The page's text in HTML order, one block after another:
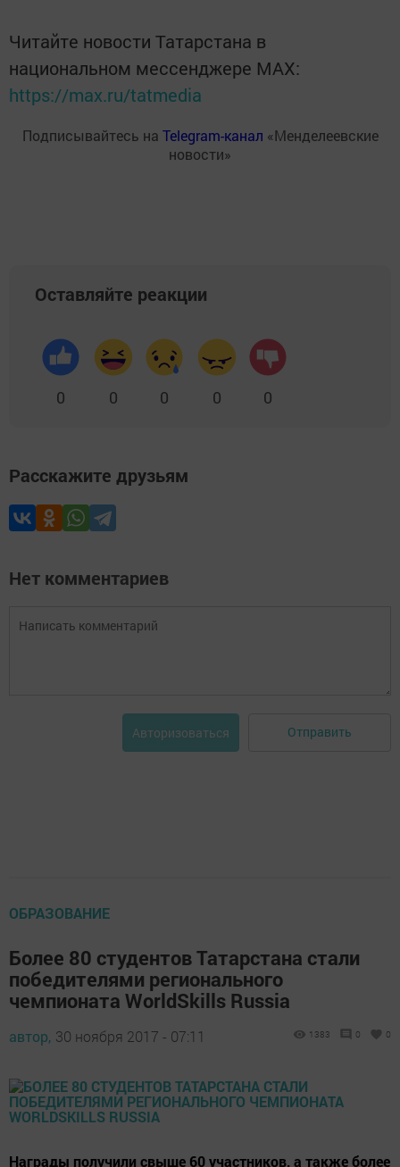
Читайте новости Татарстана в
национальном мессенджере MАХ:
https://max.ru/tatmedia
Подписывайтесь на Telegram-канал «Менделеевские
новости»
Оставляйте реакции
0 0 0 0 0
Расскажите друзьям
Нет комментариев
Авторизоваться Отправить
ОБРАЗОВАНИЕ
Более 80 студентов Татарстана стали
победителями регионального
чемпионата WorldSkills Russia
автор, 30 ноября 2017 - 07:11 1383 0 0
Награды получили свыше 60 участников, а также более